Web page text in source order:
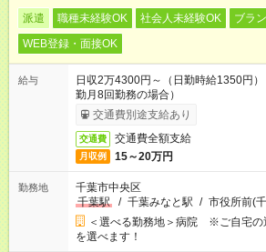
派遣 職種未経験OK 社会人未経験OK
ブラ
WEB登録・面接OK
給与
日収2万4300円～（日勤時給1350円
勤月8回勤務の場合）
交通費別途支給あり
交通費 交通費全額支給
月収例 15～20万円
勤務地
千葉市中央区
千葉駅
/ 千葉みなと駅 / 市役所前(
＜選べる勤務地＞病院 ※ご自宅の
を選べます！